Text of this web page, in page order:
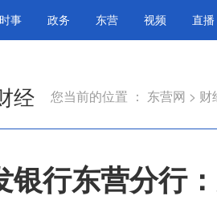
时事 政务 东营 视频 直播
经 您当前的位置 ： 东营网 > 财
银行东营分行